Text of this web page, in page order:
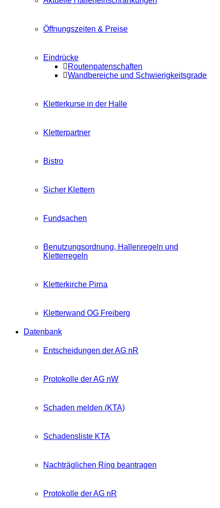
Öffnungszeiten & Preise
Eindrücke
Routenpatenschaften
Wandbereiche und Schwierigkeitsgrade
Kletterkurse in der Halle
Kletterpartner
Bistro
Sicher Klettern
Fundsachen
Benutzungsordnung, Hallenregeln und
Kletterregeln
Kletterkirche Pirna
Kletterwand OG Freiberg
Datenbank
Entscheidungen der AG nR
Protokolle der AG nW
Schaden melden (KTA)
Schadensliste KTA
Nachträglichen Ring beantragen
Protokolle der AG nR